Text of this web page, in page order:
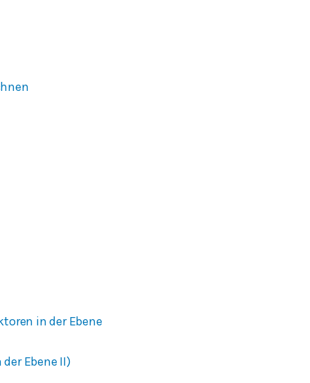
in der Ebene
Ebene II)